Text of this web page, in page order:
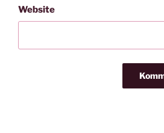
Website